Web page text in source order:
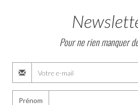
Pour ne rien manquer
Prénom